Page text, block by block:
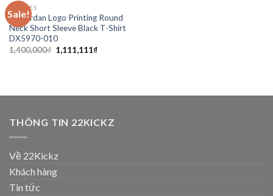
Sale!
wishlist
CLOTHES
Air Jordan Logo Printing Round
Neck Short Sleeve Black T-Shirt
DX5970-010
1,400,000₫ 1,111,111₫
THÔNG TIN 22KICKZ
Về 22Kickz
Khách hàng
Tin tức